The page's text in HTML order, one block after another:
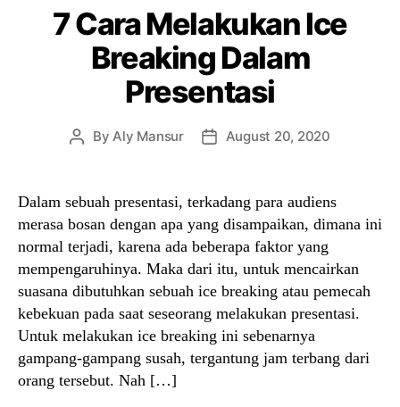
7 Cara Melakukan Ice
Breaking Dalam
Presentasi
PostByAly Mansur
PostAugust 20, 2020
Dalam sebuah presentasi, terkadang para audiens
merasa bosan dengan apa yang disampaikan, dimana ini
normal terjadi, karena ada beberapa faktor yang
mempengaruhinya. Maka dari itu, untuk mencairkan
suasana dibutuhkan sebuah ice breaking atau pemecah
kebekuan pada saat seseorang melakukan presentasi.
Untuk melakukan ice breaking ini sebenarnya
gampang-gampang susah, tergantung jam terbang dari
orang tersebut. Nah […]